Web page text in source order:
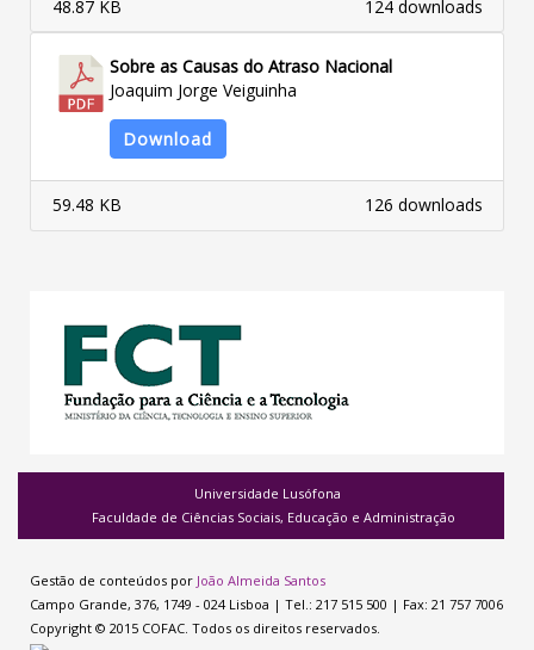
124 downloads
48.87 KB
Sobre as Causas do Atraso Nacional
Joaquim Jorge Veiguinha
Download
126 downloads
59.48 KB
Universidade Lusófona
Faculdade de Ciências Sociais, Educação e Administração
Gestão de conteúdos por João Almeida Santos
Campo Grande, 376, 1749 - 024 Lisboa | Tel.: 217 515 500 | Fax: 21 757 7006
Copyright © 2015 COFAC. Todos os direitos reservados.